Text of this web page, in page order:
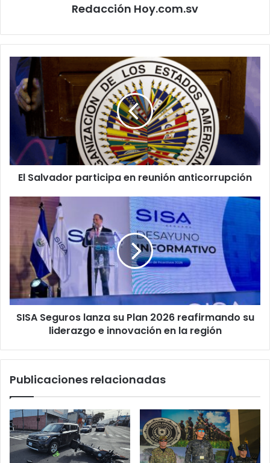
Redacción Hoy.com.sv
Salvador
participa
en
reunión
anticorrupción
El Salvador participa en reunión anticorrupción
Seguros
2026
reafirmando
su
liderazgo
la
SISA Seguros lanza su Plan 2026 reafirmando su
liderazgo e innovación en la región
Publicaciones relacionadas